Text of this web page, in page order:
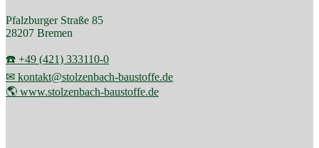
Pfalzburger Straße 85
28207 Bremen
☎️ +49 (421) 333110-0
✉ kontakt@stolzenbach-baustoffe.de
🌎 www.stolzenbach-baustoffe.de